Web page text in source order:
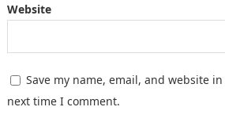
Website
Save my name, email, and website
next time I comment.